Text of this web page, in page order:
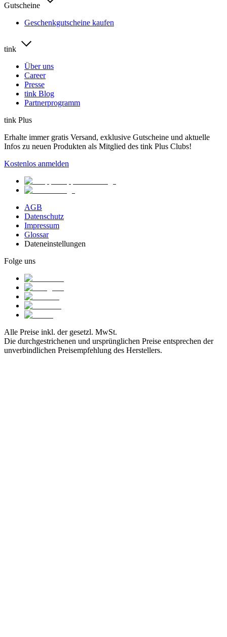
Gutscheine
Geschenkgutscheine kaufen
tink
Über uns
Career
Presse
tink Blog
Partnerprogramm
tink Plus
Erhalte immer gratis Versand, exklusive Gutscheine und aktuelle
Infos zu neuen Produkten als Mitglied des tink Plus Clubs!
Kostenlos anmelden
AGB
Datenschutz
Impressum
Glossar
Dateneinstellungen
Folge uns
Alle Preise inkl. der gesetzl. MwSt.
Die durchgestrichenen und ursprünglichen Preise entsprechen der
unverbindlichen Preisempfehlung des Herstellers.